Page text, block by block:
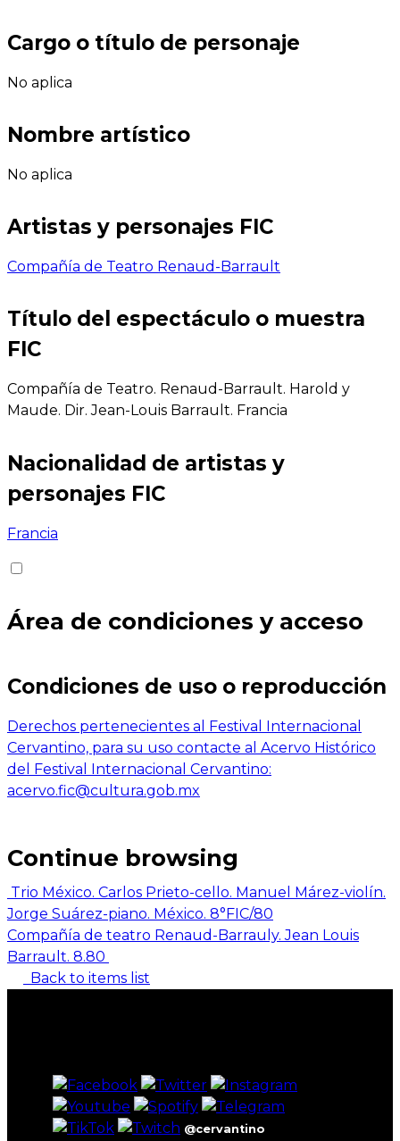
Cargo o título de personaje
No aplica
Nombre artístico
No aplica
Artistas y personajes FIC
Compañía de Teatro Renaud-Barrault
Título del espectáculo o muestra
FIC
Compañía de Teatro. Renaud-Barrault. Harold y
Maude. Dir. Jean-Louis Barrault. Francia
Nacionalidad de artistas y
personajes FIC
Francia
Área de condiciones y acceso
Condiciones de uso o reproducción
Derechos pertenecientes al Festival Internacional
Cervantino, para su uso contacte al Acervo Histórico
del Festival Internacional Cervantino:
acervo.fic@cultura.gob.mx
Continue browsing
Trio México. Carlos Prieto-cello. Manuel Márez-violín.
Jorge Suárez-piano. México. 8°FIC/80
Compañía de teatro Renaud-Barrauly. Jean Louis
Barrault. 8.80
Back to items list
@cervantino